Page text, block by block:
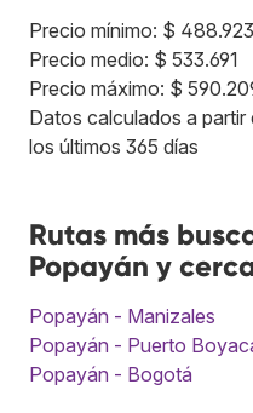
Precio mínimo: $ 488.923
Precio medio: $ 533.691
Precio máximo: $
Datos calculados a partir
los últimos 365 días
Rutas más
Popayán y
Popayán - Manizales
Popayán - Puerto
Popayán - Bogotá